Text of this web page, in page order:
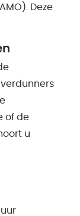
Deze
of de
u